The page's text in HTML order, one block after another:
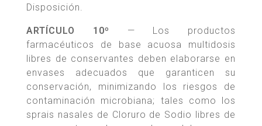
Disposición.
ARTÍCULO 10º — Los productos
farmacéuticos de base acuosa multidosis
libres de conservantes deben elaborarse en
envases adecuados que garanticen su
conservación, minimizando los riesgos de
contaminación microbiana; tales como los
sprais nasales de Cloruro de Sodio libres de